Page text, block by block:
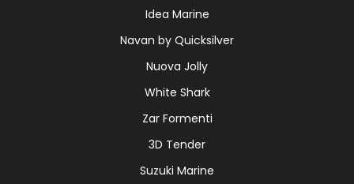
Idea Marine
Navan by Quicksilver
Nuova Jolly
White Shark
Zar Formenti
3D Tender
Suzuki Marine